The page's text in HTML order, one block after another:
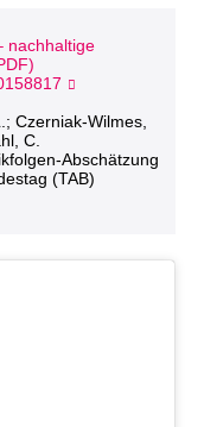
nachhaltige
Czerniak-Wilmes,
C.
Abschätzung
(TAB)